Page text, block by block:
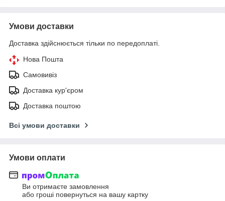
Умови доставки
Доставка здійснюється тільки по передоплаті.
Нова Пошта
Самовивіз
Доставка кур'єром
Доставка поштою
Всі умови доставки
Умови оплати
Ви отримаєте замовлення
або гроші повернуться на вашу картку